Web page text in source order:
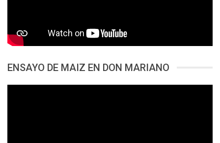
ENSAYO DE MAIZ EN DON MARIANO